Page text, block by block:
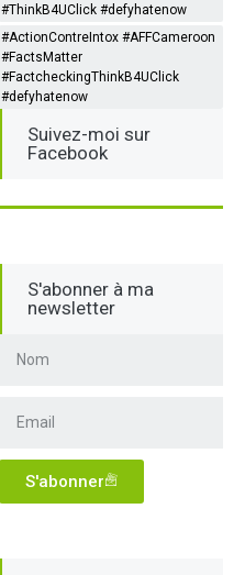
#ThinkB4UClick #defyhatenow
#ActionContreIntox #AFFCameroon
#FactsMatter
#FactcheckingThinkB4UClick
#defyhatenow
Suivez-moi sur
Facebook
S'abonner à ma
newsletter
S'abonner